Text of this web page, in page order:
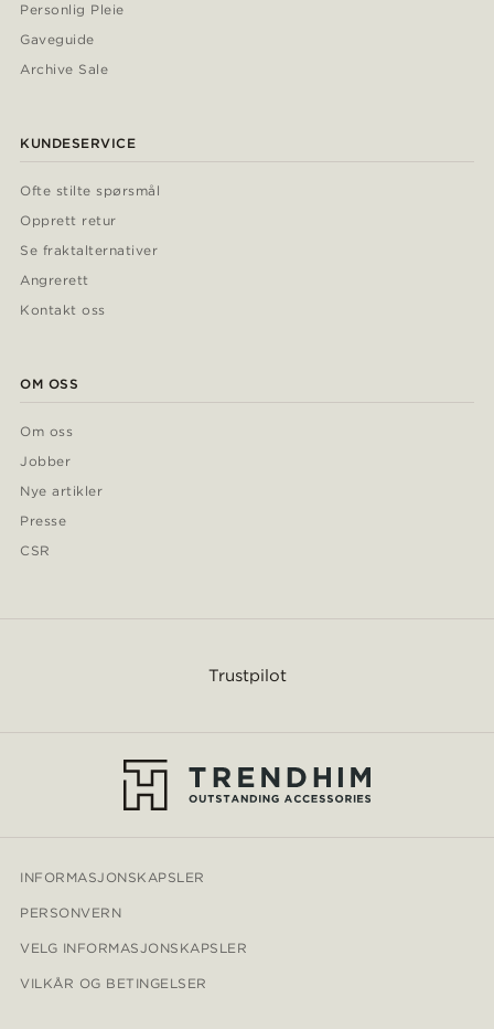
Personlig Pleie
Gaveguide
Archive Sale
KUNDESERVICE
Ofte stilte spørsmål
Opprett retur
Se fraktalternativer
Angrerett
Kontakt oss
OM OSS
Om oss
Jobber
Nye artikler
Presse
CSR
Trustpilot
INFORMASJONSKAPSLER
PERSONVERN
VELG INFORMASJONSKAPSLER
VILKÅR OG BETINGELSER